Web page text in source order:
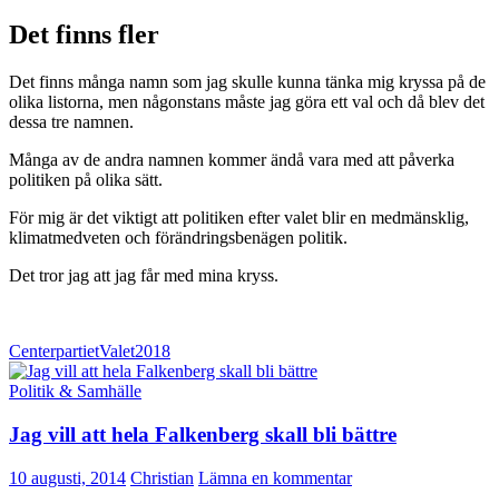
Det finns fler
Det finns många namn som jag skulle kunna tänka mig kryssa på de
olika listorna, men någonstans måste jag göra ett val och då blev det
dessa tre namnen.
Många av de andra namnen kommer ändå vara med att påverka
politiken på olika sätt.
För mig är det viktigt att politiken efter valet blir en medmänsklig,
klimatmedveten och förändringsbenägen politik.
Det tror jag att jag får med mina kryss.
CenterpartietValet2018
Politik & Samhälle
Jag vill att hela Falkenberg skall bli bättre
10 augusti, 2014 Christian Lämna en kommentar